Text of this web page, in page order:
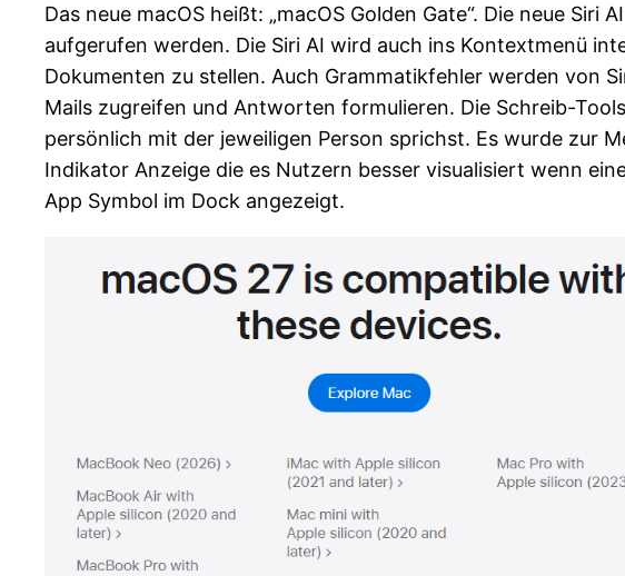
Das neue macOS heißt: „macOS Golden Gate“. Die neue
aufgerufen werden. Die Siri AI wird auch ins Kontextmenü
Dokumenten zu stellen. Auch Grammatikfehler werden von
Mails zugreifen und Antworten formulieren. Die Schreib-
persönlich mit der jeweiligen Person sprichst. Es wurde zur
Indikator Anzeige die es Nutzern besser visualisiert wenn
App Symbol im Dock angezeigt.